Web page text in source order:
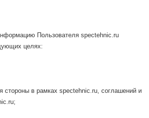
Пользователя spectehnic.ru
целях:
стороны в рамках spectehnic.ru, соглашений и